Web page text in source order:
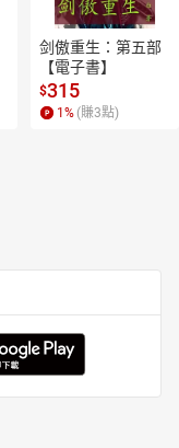
剑傲重生：第五部
【電子書】
$315
1 % (賺3點)